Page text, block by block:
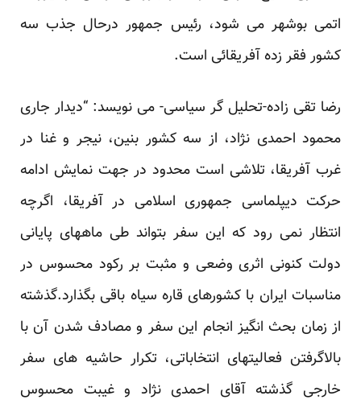
اتمی بوشهر می شود، رئیس جمهور درحال جذب سه
کشور فقر زده آفریقائی است.
رضا تقی زاده-تحلیل گر سیاسی- می نویسد: “دیدار جاری
محمود احمدی نژاد، از سه کشور بنین، نیجر و غنا در
غرب آفریقا، تلاشی است محدود در جهت نمایش ادامه
حرکت دیپلماسی جمهوری اسلامی در آفریقا، اگرچه
انتظار نمی رود که این سفر بتواند طی ماههای پایانی
دولت کنونی اثری وضعی و مثبت بر رکود محسوس در
مناسبات ایران با کشورهای قاره سیاه باقی بگذارد.گذشته
از زمان بحث انگیز انجام این سفر و مصادف شدن آن با
بالاگرفتن فعالیتهای انتخاباتی، تکرار حاشیه های سفر
خارجی گذشته آقای احمدی نژاد و غیبت محسوس